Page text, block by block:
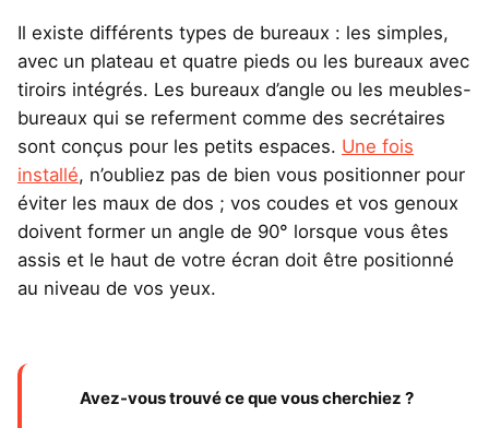
Il existe différents types de bureaux : les simples,
avec un plateau et quatre pieds ou les bureaux avec
tiroirs intégrés. Les bureaux d’angle ou les meubles-
bureaux qui se referment comme des secrétaires
sont conçus pour les petits espaces. Une fois
installé, n’oubliez pas de bien vous positionner pour
éviter les maux de dos ; vos coudes et vos genoux
doivent former un angle de 90° lorsque vous êtes
assis et le haut de votre écran doit être positionné
au niveau de vos yeux.
Avez-vous trouvé ce que vous cherchiez ?